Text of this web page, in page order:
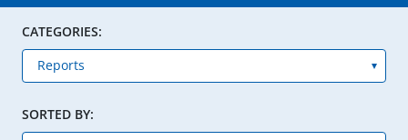
CATEGORIES:
SORTED BY: